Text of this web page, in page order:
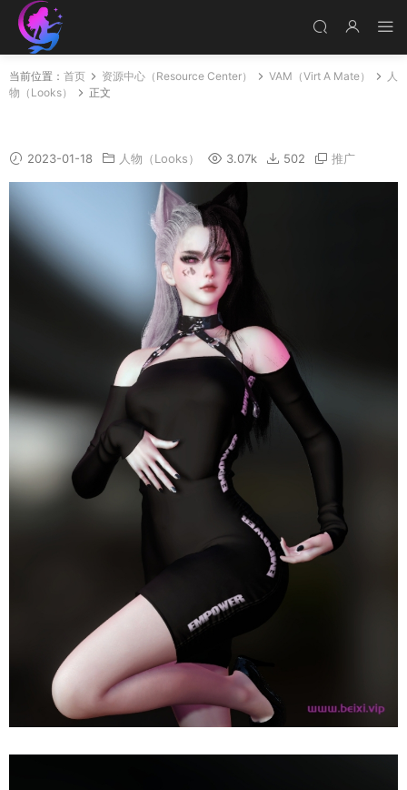
当前位置： 首页 资源中心（Resource Center） VAM（Virt A Mate）
人
物（Looks）
正文
2023-01-18 人物（Looks） 3.07k 502 推广